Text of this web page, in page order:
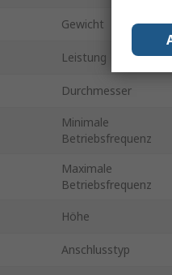
Gewicht
Leistung
Durchmesser
Minimale
Betriebsfrequenz
Maximale
Betriebsfrequenz
Höhe
Anschlusstyp